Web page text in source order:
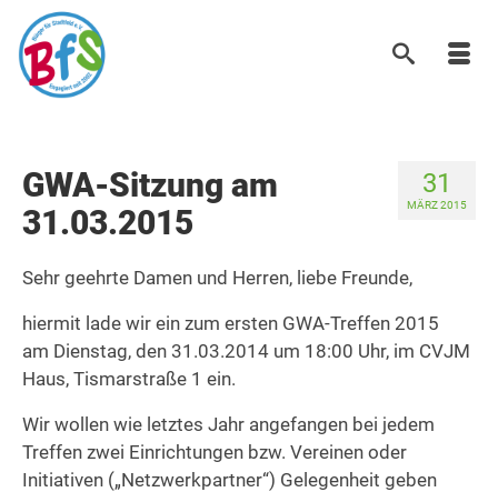
31
MÄRZ 2015
GWA-Sitzung am
31.03.2015
Sehr geehrte Damen und Herren, liebe Freunde,
hiermit lade wir ein zum ersten GWA-Treffen 2015
am Dienstag, den 31.03.2014 um 18:00 Uhr, im CVJM
Haus, Tismarstraße 1 ein.
Wir wollen wie letztes Jahr angefangen bei jedem
Treffen zwei Einrichtungen bzw. Vereinen oder
Initiativen („Netzwerkpartner“) Gelegenheit geben